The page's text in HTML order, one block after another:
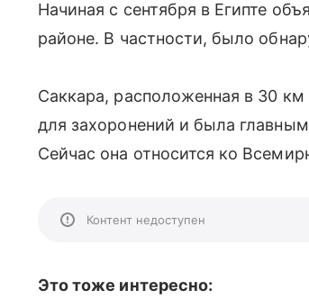
Начиная с сентября в Египте
районе. В частности, было
Саккара, расположенная в 30 км
для захоронений и была
Сейчас она относится ко
Контент недоступен
Это тоже интересно: